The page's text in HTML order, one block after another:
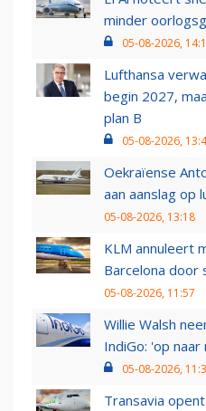
minder
05-08-2026,
Lufthansa
begin 2027,
plan B
05-08-2026,
Oekraïense
aan aanslag op
05-08-2026, 13:18
KLM annuleert
Barcelona door
05-08-2026, 11:57
Willie Walsh
IndiGo: 'op
05-08-2026,
Transavia